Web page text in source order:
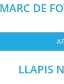
MARC DE
LLAPIS